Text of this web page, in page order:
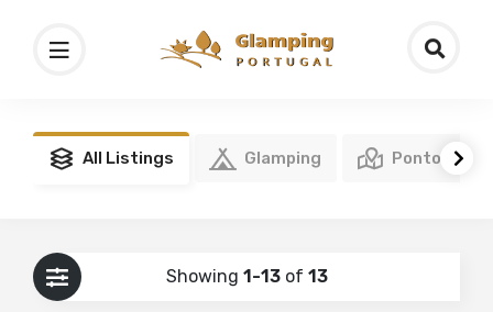
All Listings Glamping Pontos de
Showing 1-13of 13